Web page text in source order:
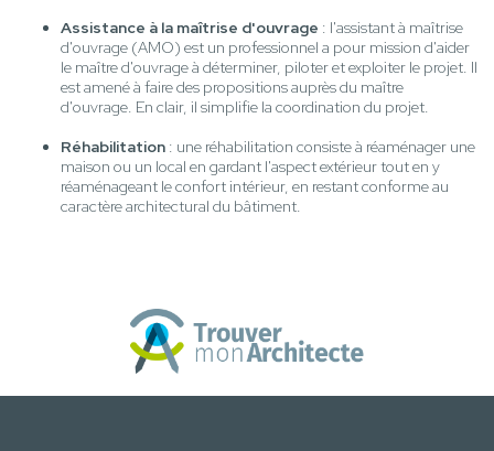
Assistance à la maîtrise d'ouvrage : l'assistant à maîtrise
d'ouvrage (AMO) est un professionnel a pour mission d'aider
le maître d'ouvrage à déterminer, piloter et exploiter le projet. Il
est amené à faire des propositions auprès du maître
d'ouvrage. En clair, il simplifie la coordination du projet.
Réhabilitation : une réhabilitation consiste à réaménager une
maison ou un local en gardant l'aspect extérieur tout en y
réaménageant le confort intérieur, en restant conforme au
caractère architectural du bâtiment.